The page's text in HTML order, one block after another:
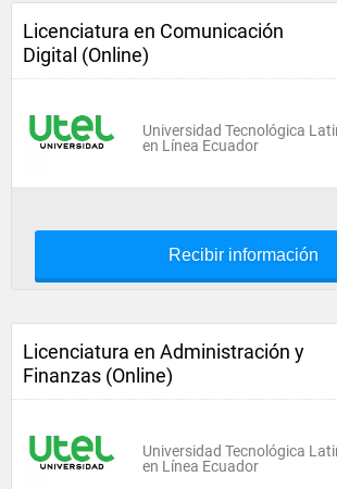
Licenciatura en Comunicación
Digital (Online)
Universidad Tecnológica
en Línea Ecuador
Recibir información
Licenciatura en Administración y
Finanzas (Online)
Universidad Tecnológica
en Línea Ecuador